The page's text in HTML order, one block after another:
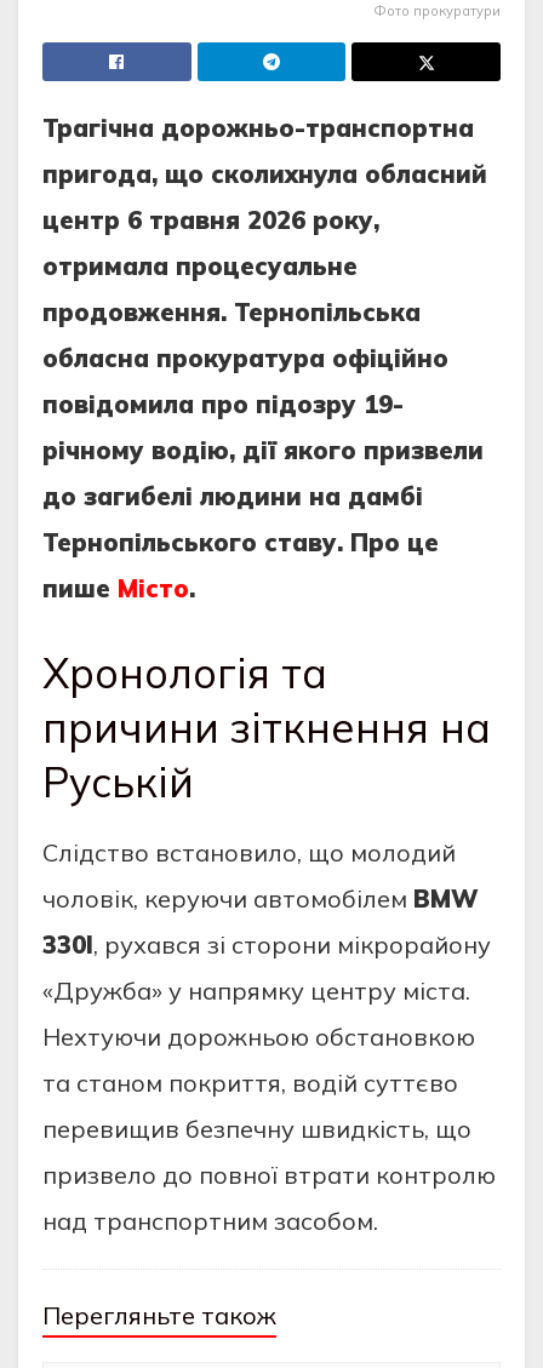
Фото прокуратури
Трагічна дорожньо-транспортна
пригода, що сколихнула обласний
центр 6 травня 2026 року,
отримала процесуальне
продовження. Тернопільська
обласна прокуратура офіційно
повідомила про підозру 19-
річному водію, дії якого призвели
до загибелі людини на дамбі
Тернопільського ставу. Про це
пише Місто.
Хронологія та
причини зіткнення на
Руській
Слідство встановило, що молодий
чоловік, керуючи автомобілем BMW
330І, рухався зі сторони мікрорайону
«Дружба» у напрямку центру міста.
Нехтуючи дорожньою обстановкою
та станом покриття, водій суттєво
перевищив безпечну швидкість, що
призвело до повної втрати контролю
над транспортним засобом.
Перегляньте також